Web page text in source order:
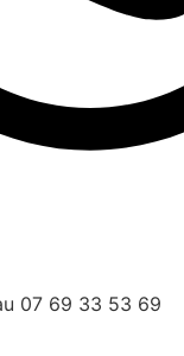
07 69 33 53 69